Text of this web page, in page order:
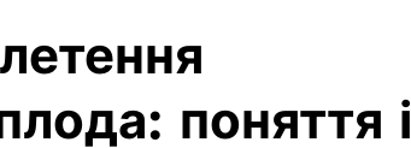
поняття і